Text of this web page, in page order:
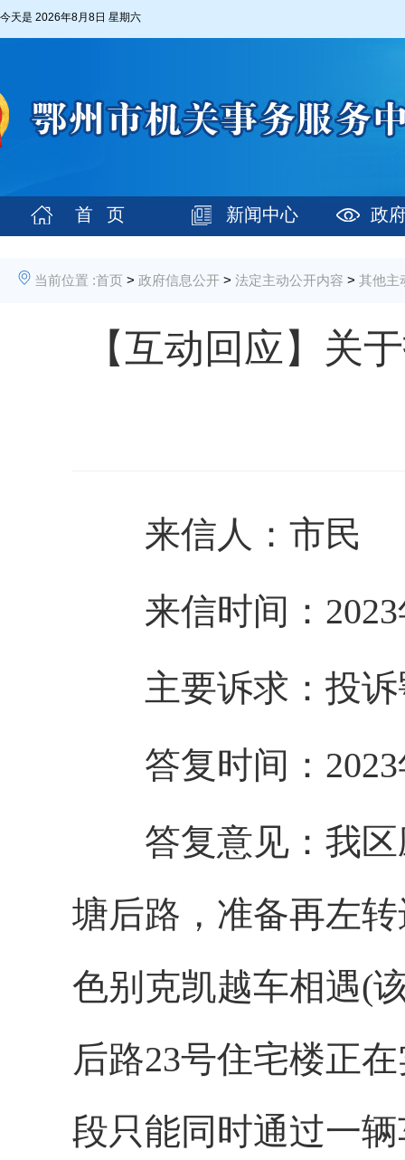
今天是 2026年8月8日 星期六
首 页 新闻中心 政
当前位置 :首页 > 政府信息公开 > 法定主动公开内容 > 其他主
【互动回应】关
来信人：市民
来信时间：2023
主要诉求：投诉
答复时间：2023
答复意见：我区
塘后路，准备再左
色别克凯越车相遇(
后路23号住宅楼正
段只能同时通过一